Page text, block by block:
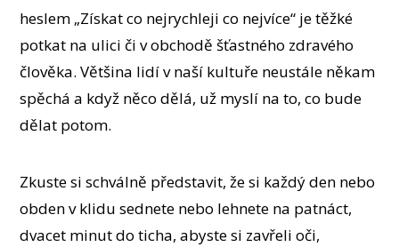
heslem „Získat co nejrychleji co nejvíce“ je těžké
potkat na ulici či v obchodě šťastného zdravého
člověka. Většina lidí v naší kultuře neustále někam
spěchá a když něco dělá, už myslí na to, co bude
dělat potom.
Zkuste si schválně představit, že si každý den nebo
obden v klidu sednete nebo lehnete na patnáct,
dvacet minut do ticha, abyste si zavřeli oči,